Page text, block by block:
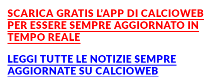
SCARICA GRATIS L’APP DI CALCIOWEB
PER ESSERE SEMPRE AGGIORNATO IN
TEMPO REALE
LEGGI TUTTE LE NOTIZIE SEMPRE
AGGIORNATE SU CALCIOWEB